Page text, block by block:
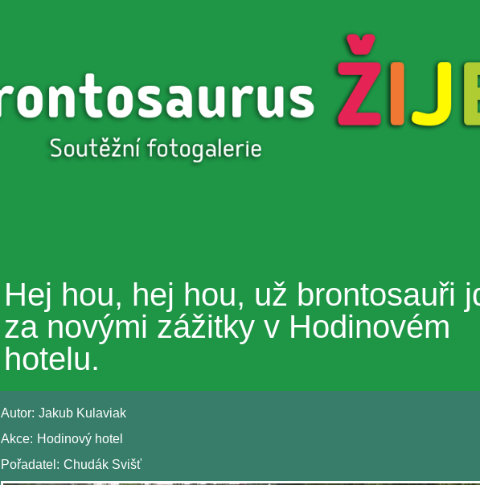
Hej hou, hej hou, už brontosauři
za novými zážitky v Hodinovém
hotelu.
Autor: Jakub Kulaviak
Akce: Hodinový hotel
Pořadatel: Chudák Svišť